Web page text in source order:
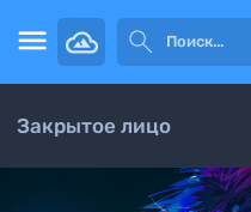
 
Закрытое лицо